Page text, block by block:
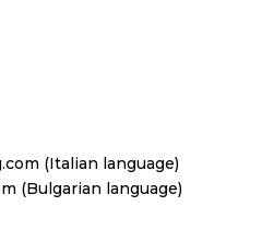
(Italian language)
(Bulgarian language)